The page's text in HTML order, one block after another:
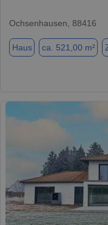
Ochsenhausen, 88416
Haus ca. 521,00 m²